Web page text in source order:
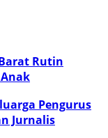
Rutin
Pengurus
Jurnalis